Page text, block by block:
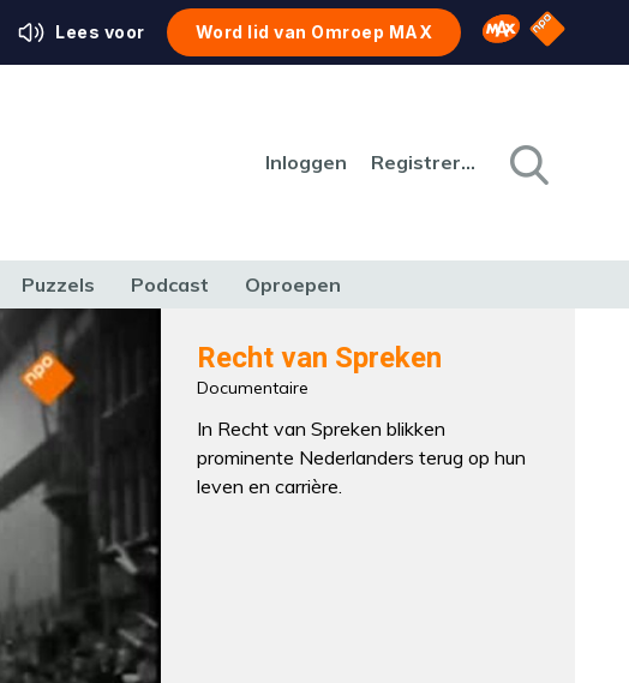
Lees voor Word lid van Omroep MAX Omroep MAX
NPO
Inloggen Registreren
Puzzels Podcast Oproepen
MEDIA & CULTUUR
Recht van Spreken
Documentaire
In Recht van Spreken blikken
prominente Nederlanders terug op hun
leven en carrière.